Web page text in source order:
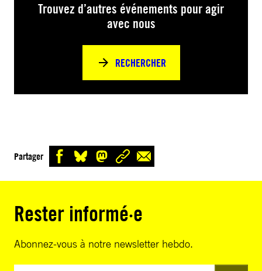
Trouvez d’autres événements pour agir
avec nous
RECHERCHER
Partager
Rester informé·e
Abonnez-vous à notre newsletter hebdo.